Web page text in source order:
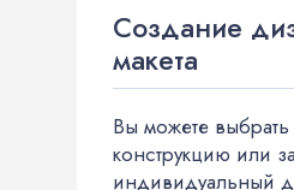
Создание
макета
Вы можете
конструкцию или
индивидуальный